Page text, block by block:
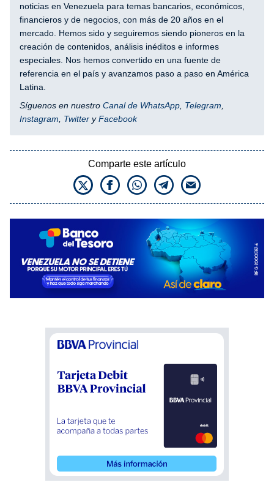
noticias en Venezuela para temas bancarios, económicos,
financieros y de negocios, con más de 20 años en el
mercado. Hemos sido y seguiremos siendo pioneros en la
creación de contenidos, análisis inéditos e informes
especiales. Nos hemos convertido en una fuente de
referencia en el país y avanzamos paso a paso en América
Latina.
Síguenos en nuestro Canal de WhatsApp Telegram
Instagram
Twitter yFacebook
Comparte este artículo